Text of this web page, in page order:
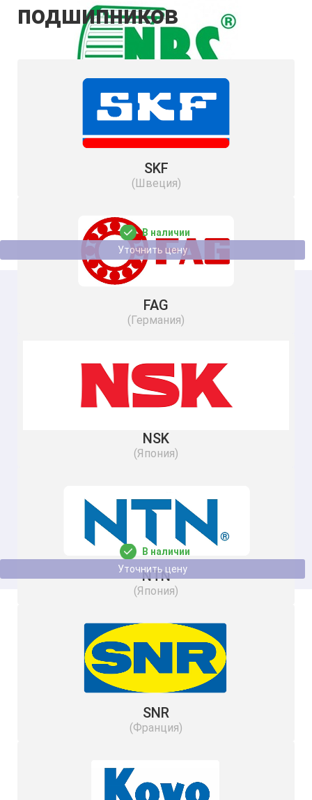
Кольцо GS81214 NBS
В наличии
Уточнить цену
Кольцо IR20x25x20 NBS
В наличии
Уточнить цену
подшипников
SKF
(Швеция)
FAG
(Германия)
NSK
(Япония)
NTN
(Япония)
SNR
(Франция)